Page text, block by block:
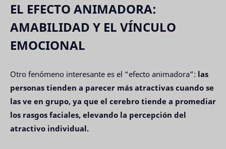
EL EFECTO ANIMADORA:
AMABILIDAD Y EL VÍNCULO
EMOCIONAL
Otro fenómeno interesante es el “efecto animadora”: las
personas tienden a parecer más atractivas cuando se
las ve en grupo, ya que el cerebro tiende a promediar
los rasgos faciales, elevando la percepción del
atractivo individual.